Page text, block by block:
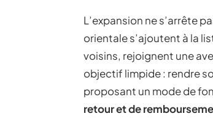
L’expansion ne s’arrête
orientale s’ajoutent à la
voisins, rejoignent une
objectif limpide : rendre
proposant un mode de
retour et de